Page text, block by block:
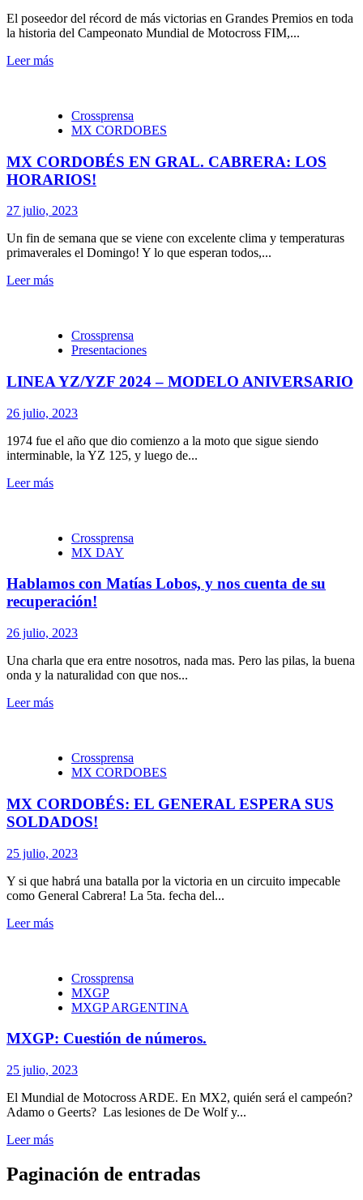
El poseedor del récord de más victorias en Grandes Premios en toda
la historia del Campeonato Mundial de Motocross FIM,...
Leer más
Crossprensa
MX CORDOBES
MX CORDOBÉS EN GRAL. CABRERA: LOS
HORARIOS!
27 julio, 2023
Un fin de semana que se viene con excelente clima y temperaturas
primaverales el Domingo! Y lo que esperan todos,...
Leer más
Crossprensa
Presentaciones
LINEA YZ/YZF 2024 – MODELO ANIVERSARIO
26 julio, 2023
1974 fue el año que dio comienzo a la moto que sigue siendo
interminable, la YZ 125, y luego de...
Leer más
Crossprensa
MX DAY
Hablamos con Matías Lobos, y nos cuenta de su
recuperación!
26 julio, 2023
Una charla que era entre nosotros, nada mas. Pero las pilas, la buena
onda y la naturalidad con que nos...
Leer más
Crossprensa
MX CORDOBES
MX CORDOBÉS: EL GENERAL ESPERA SUS
SOLDADOS!
25 julio, 2023
Y si que habrá una batalla por la victoria en un circuito impecable
como General Cabrera! La 5ta. fecha del...
Leer más
Crossprensa
MXGP
MXGP ARGENTINA
MXGP: Cuestión de números.
25 julio, 2023
El Mundial de Motocross ARDE. En MX2, quién será el campeón?
Adamo o Geerts? Las lesiones de De Wolf y...
Leer más
Paginación de entradas